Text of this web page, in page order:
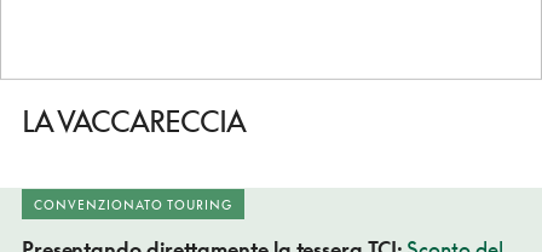
LA VACCARECCIA
CONVENZIONATO TOURING